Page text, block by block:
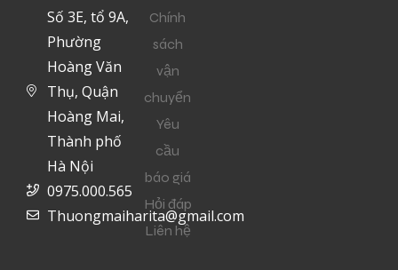
Số 3E, tổ 9A,
Phường
Hoàng Văn
Thụ, Quận
Hoàng Mai,
Thành phố
Hà Nội
0975.000.565
Thuongmaiharita@gmail.com
Chính
sách
vận
chuyển
Yêu
cầu
báo giá
Hỏi đáp
Liên hệ